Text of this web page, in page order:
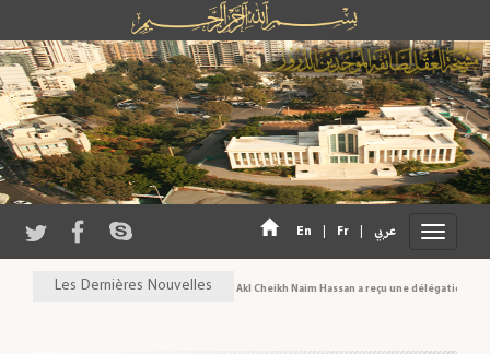
En Fr عربي
Les Dernières Nouvelles
Son Eminence Cheikh Akl Cheikh Naim Hassan a reçu une délégation du